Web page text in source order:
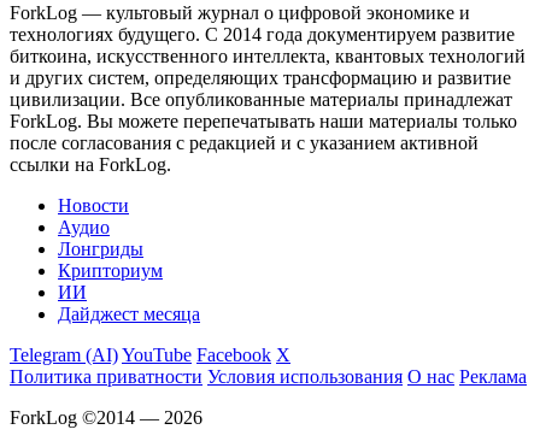
ForkLog — культовый журнал о цифровой экономике и
технологиях будущего. С 2014 года документируем развитие
биткоина, искусственного интеллекта, квантовых технологий
и других систем, определяющих трансформацию и развитие
цивилизации. Все опубликованные материалы принадлежат
ForkLog. Вы можете перепечатывать наши материалы только
после согласования с редакцией и с указанием активной
ссылки на ForkLog.
Новости
Аудио
Лонгриды
Крипториум
ИИ
Дайджест месяца
Telegram (AI)YouTube Facebook X
Политика приватности Условия использования О нас Реклама
ForkLog ©2014 — 2026